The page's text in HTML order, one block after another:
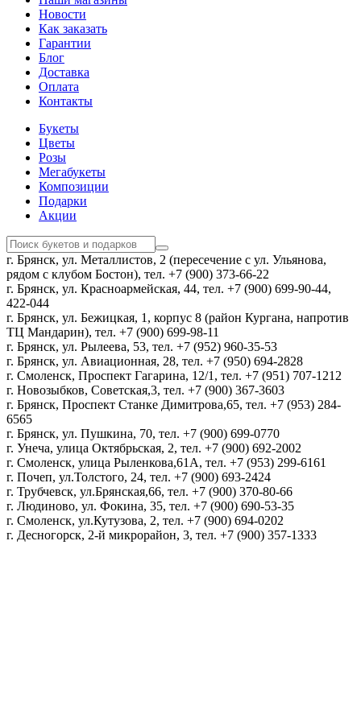
Новости
Как заказать
Гарантии
Блог
Доставка
Оплата
Контакты
Букеты
Цветы
Розы
Мегабукеты
Композиции
Подарки
Акции
г. Брянск, ул. Металлистов, 2 (пересечение с ул. Ульянова,
рядом с клубом Бостон), тел. +7 (900) 373-66-22
г. Брянск, ул. Красноармейская, 44, тел. +7 (900) 699-90-44,
422-044
г. Брянск, ул. Бежицкая, 1, корпус 8 (район Кургана, напротив
ТЦ Мандарин), тел. +7 (900) 699-98-11
г. Брянск, ул. Рылеева, 53, тел. +7 (952) 960-35-53
г. Брянск, ул. Авиационная, 28, тел. +7 (950) 694-2828
г. Смоленск, Проспект Гагарина, 12/1, тел. +7 (951) 707-1212
г. Новозыбков, Советская,3, тел. +7 (900) 367-3603
г. Брянск, Проспект Станке Димитрова,65, тел. +7 (953) 284-
6565
г. Брянск, ул. Пушкина, 70, тел. +7 (900) 699-0770
г. Унеча, улица Октябрьская, 2, тел. +7 (900) 692-2002
г. Смоленск, улица Рыленкова,61А, тел. +7 (953) 299-6161
г. Почеп, ул.Толстого, 24, тел. +7 (900) 693-2424
г. Трубчевск, ул.Брянская,66, тел. +7 (900) 370-80-66
г. Людиново, ул. Фокина, 35, тел. +7 (900) 690-53-35
г. Смоленск, ул.Кутузова, 2, тел. +7 (900) 694-0202
г. Десногорск, 2-й микрорайон, 3, тел. +7 (900) 357-1333